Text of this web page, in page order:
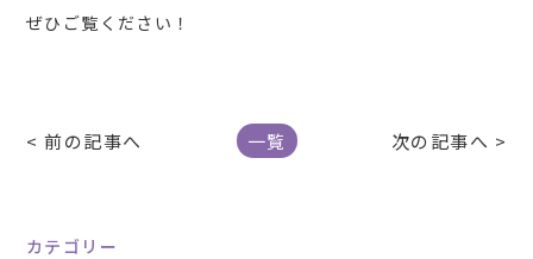
カテゴリー
ぜひご覧ください！
< 前の記事へ 一覧 次の記事へ >